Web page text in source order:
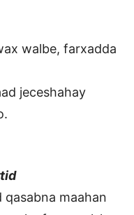
walbe, farxadda
jeceshahay
maahan